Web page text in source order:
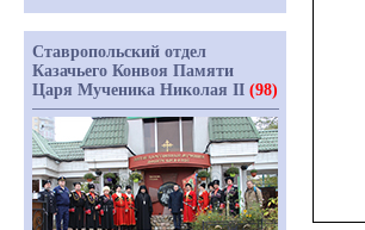
Ставропольский отдел
Казачьего Конвоя Памяти
Царя Мученика Николая II (98)